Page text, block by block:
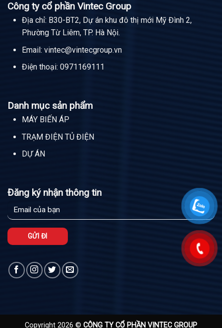
Công ty cổ phần Vintec Group
Địa chỉ: B30-BT2, Dự án khu đô thị mới Mỹ Đình 2,
Phường Từ Liêm, TP. Hà Nội.
Email:vintec@vintecgroup.vn
Điện thoại:0971169111
Danh mục sản phẩm
MÁY BIẾN ÁP
TRẠM ĐIỆN TỦ ĐIỆN
DỰ ÁN
Đăng ký nhận thông tin
Copyright 2026 © CÔNG TY CỔ PHẦN VINTEC GROUP